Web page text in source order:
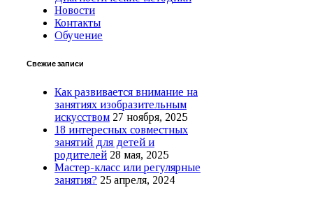
Новости
Контакты
Обучение
Свежие записи
Как развивается внимание на
занятиях изобразительным
искусством 27 ноября, 2025
18 интересных совместных
занятий для детей и
родителей 28 мая, 2025
Мастер-класс или регулярные
занятия? 25 апреля, 2024